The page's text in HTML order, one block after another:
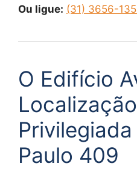
Ou ligue: (31) 3656-
O Edifício
Localização
Paulo 409